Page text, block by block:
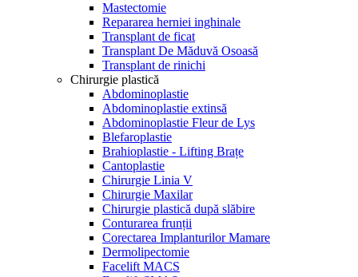
Mastectomie
Repararea herniei inghinale
Transplant de ficat
Transplant De Măduvă Osoasă
Transplant de rinichi
Chirurgie plastică
Abdominoplastie
Abdominoplastie extinsă
Abdominoplastie Fleur de Lys
Blefaroplastie
Brahioplastie - Lifting Brațe
Cantoplastie
Chirurgie Linia V
Chirurgie Maxilar
Chirurgie plastică după slăbire
Conturarea frunții
Corectarea Implanturilor Mamare
Dermolipectomie
Facelift MACS